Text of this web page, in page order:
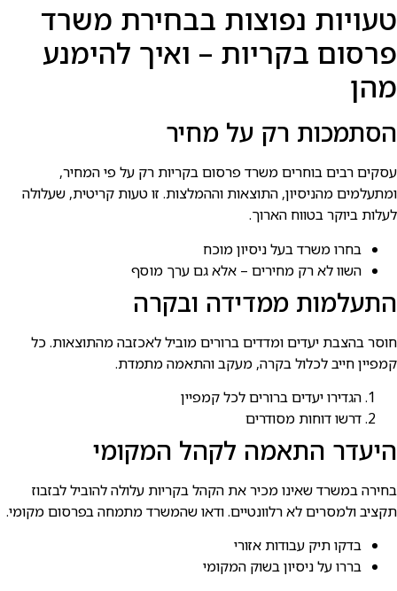
טעויות נפוצות בבחירת משרד
פרסום בקריות – ואיך להימנע
מהן
הסתמכות רק על מחיר
עסקים רבים בוחרים משרד פרסום בקריות רק על פי המחיר,
ומתעלמים מהניסיון, התוצאות וההמלצות. זו טעות קריטית, שעלולה
לעלות ביוקר בטווח הארוך.
בחרו משרד בעל ניסיון מוכח
השוו לא רק מחירים – אלא גם ערך מוסף
התעלמות ממדידה ובקרה
חוסר בהצבת יעדים ומדדים ברורים מוביל לאכזבה מהתוצאות. כל
קמפיין חייב לכלול בקרה, מעקב והתאמה מתמדת.
הגדירו יעדים ברורים לכל קמפיין
דרשו דוחות מסודרים
היעדר התאמה לקהל המקומי
בחירה במשרד שאינו מכיר את הקהל בקריות עלולה להוביל לבזבוז
תקציב ולמסרים לא רלוונטיים. ודאו שהמשרד מתמחה בפרסום מקומי.
בדקו תיק עבודות אזורי
בררו על ניסיון בשוק המקומי